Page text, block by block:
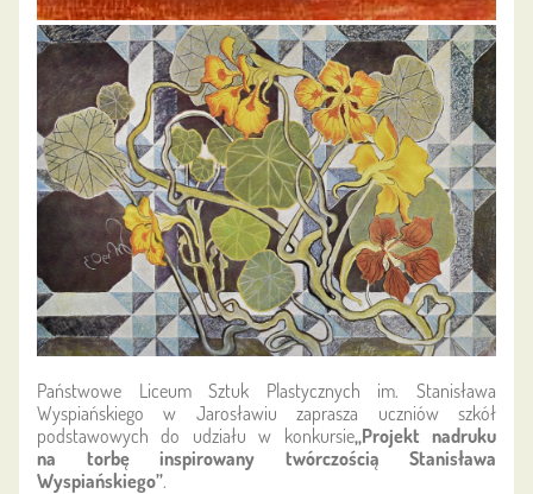
Państwowe Liceum Sztuk Plastycznych im. Stanisława
Wyspiańskiego w Jarosławiu zaprasza uczniów szkół
podstawowych do udziału w konkursie„Projekt nadruku
na torbę inspirowany twórczością Stanisława
Wyspiańskiego”.